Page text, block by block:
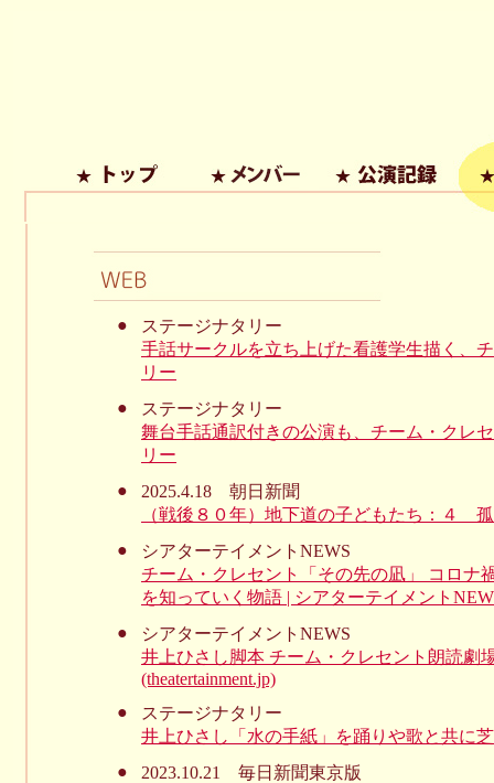
●
ステージナタリー
手話サークルを立ち上げた看護学生描く、
リー
●
ステージナタリー
舞台手話通訳付きの公演も、チーム・クレ
リー
●
2025.4.18 朝日新聞
（戦後８０年）地下道の子どもたち：４
●
シアターテイメントNEWS
チーム・クレセント「その先の凪」 コロナ
を知っていく物語 | シアターテイメント
●
シアターテイメントNEWS
井上ひさし脚本 チーム・クレセント朗読劇
(theatertainment.jp)
●
ステージナタリー
井上ひさし「水の手紙」を踊りや歌と共に
●
2023.10.21 毎日新聞東京版